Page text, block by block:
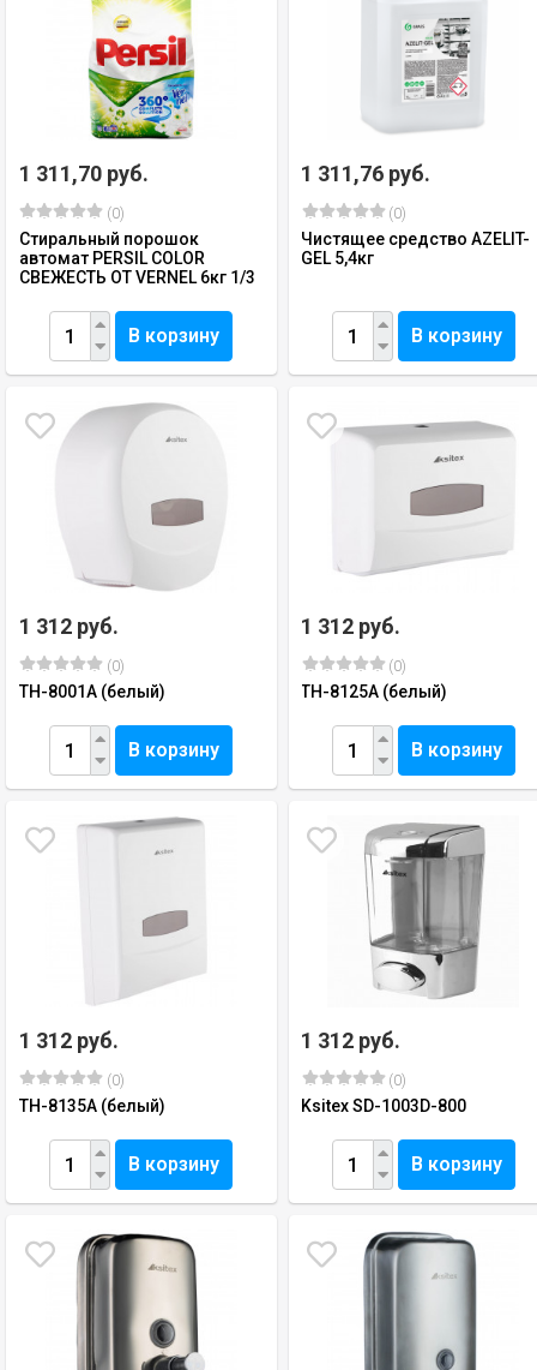
1 311,70 руб.
(0)
Стиральный порошок
автомат PERSIL COLOR
СВЕЖЕСТЬ ОТ VERNEL 6кг 1/3
В корзину
1 311,76 руб.
(0)
Чистящее средство AZELIT-
GEL 5,4кг
В корзину
1 312 руб.
(0)
TH-8001A (белый)
В корзину
1 312 руб.
(0)
TH-8125A (белый)
В корзину
1 312 руб.
(0)
TH-8135A (белый)
В корзину
1 312 руб.
(0)
Ksitex SD-1003D-800
В корзину